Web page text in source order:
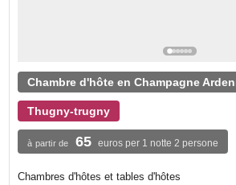
Chambre d'hôte en Champagne
Thugny-trugny
à partir de 65 euros per 1 notte 2 persone
Chambres d'hôtes et tables d'hôtes